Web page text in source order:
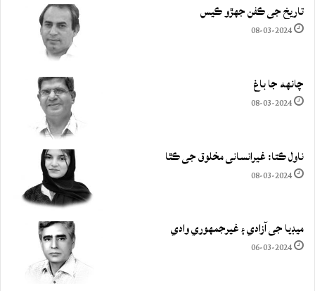
تاريخ جي ڪفن جھڙو ڪيس
08-03-2024
چانهه جا باغ
08-03-2024
ناول ڪتا: غيرانساني مخلوق جي ڪٿا
08-03-2024
ميڊيا جي آزادي ۽ غيرجمھوري وادي
06-03-2024